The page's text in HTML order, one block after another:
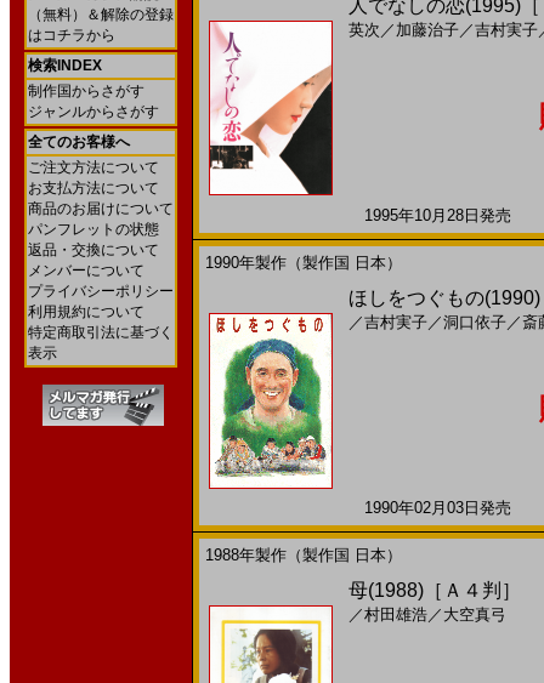
（無料）＆解除の登録
はコチラから
検索INDEX
制作国からさがす
ジャンルからさがす
全てのお客様へ
ご注文方法について
お支払方法について
商品のお届けについて
パンフレットの状態
返品・交換について
メンバーについて
プライバシーポリシー
利用規約について
特定商取引法に基づく
表示
人でなしの恋(1995)
英次 ／ 加藤治子／吉村実子
1995年10月28日発売
1990年製作（製作国 日本）
ほしをつぐもの
／吉村実子／洞口依子／ 斎
1990年02月03日発売
1988年製作（製作国 日本）
母(1988)［Ａ４判］
／村田雄浩／ 大空真弓